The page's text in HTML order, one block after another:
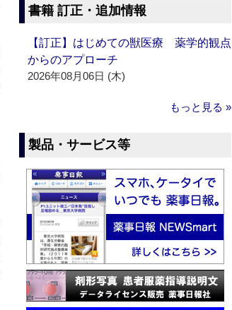
書籍 訂正・追加情報
【訂正】はじめての獣医療 薬学的観点
からのアプローチ
2026年08月06日 (木)
もっと見る »
製品・サービス等